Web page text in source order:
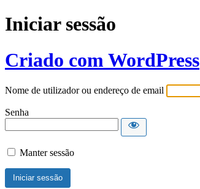
Iniciar sessão
Criado com WordPress
Nome de utilizador ou endereço de email
Senha
Manter sessão